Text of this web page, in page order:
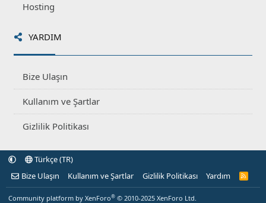
Hosting
YARDIM
Bize Ulaşın
Kullanım ve Şartlar
Gizlilik Politikası
Türkçe (TR)
Bize Ulaşın
Kullanım ve Şartlar Gizlilik Politikası Yardım
R
Community platform by XenForo® © 2010-2025 XenForo Ltd.